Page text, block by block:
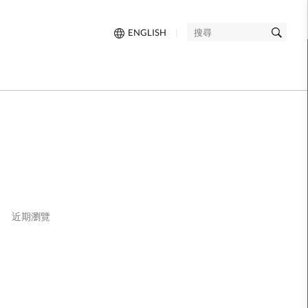
ENGLISH 搜
近期瀏覽